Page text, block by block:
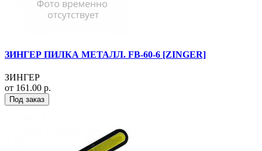
ЗИНГЕР ПИЛКА МЕТАЛЛ. FB-60-6 [ZINGER]
ЗИНГЕР
от 161.00 р.
Под заказ